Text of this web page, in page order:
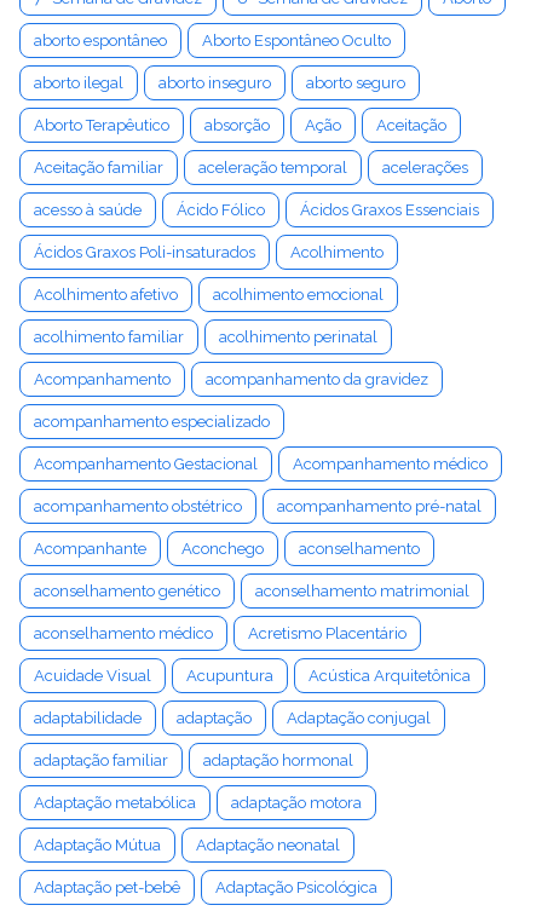
aborto espontâneo Aborto Espontâneo Oculto
aborto ilegal aborto inseguro aborto seguro
Aborto Terapêutico absorção Ação Aceitação
Aceitação familiar aceleração temporal acelerações
acesso à saúde Ácido Fólico Ácidos Graxos Essenciais
Ácidos Graxos Poli-insaturados Acolhimento
Acolhimento afetivo acolhimento emocional
acolhimento familiar acolhimento perinatal
Acompanhamento acompanhamento da gravidez
acompanhamento especializado
Acompanhamento Gestacional Acompanhamento médico
acompanhamento obstétrico acompanhamento pré-natal
Acompanhante Aconchego aconselhamento
aconselhamento genético aconselhamento matrimonial
aconselhamento médico Acretismo Placentário
Acuidade Visual Acupuntura Acústica Arquitetônica
adaptabilidade adaptação Adaptação conjugal
adaptação familiar adaptação hormonal
Adaptação metabólica adaptação motora
Adaptação Mútua Adaptação neonatal
Adaptação pet-bebê Adaptação Psicológica